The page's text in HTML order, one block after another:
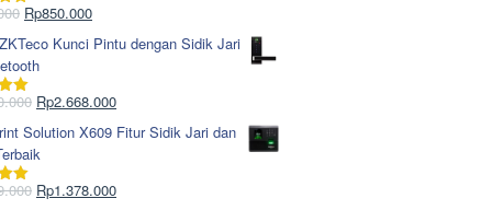
5.00Harga
aslinya
adalah:
Rp965.000.
Rp850.000Harga
saat
ini
Rp850.000.
Kunci Pintu dengan Sidik Jari
5.00
Harga
aslinya
adalah:
Rp2.750.000.
Rp2.668.000Harga
saat
ini
Rp2.668.000.
Solution X609 Fitur Sidik Jari dan
5.00
Harga
Rp1.378.000Harga